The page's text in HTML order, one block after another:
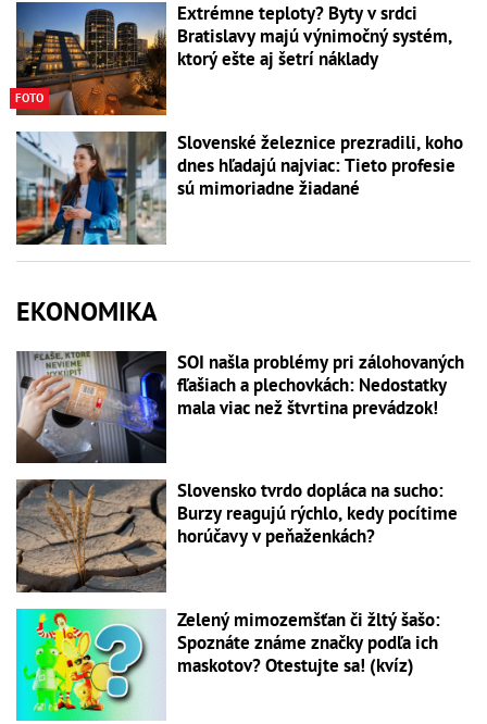
FOTO
Extrémne teploty? Byty v srdci
Bratislavy majú výnimočný systém,
ktorý ešte aj šetrí náklady
Slovenské železnice prezradili, koho
dnes hľadajú najviac: Tieto profesie
sú mimoriadne žiadané
EKONOMIKA
SOI našla problémy pri zálohovaných
fľašiach a plechovkách: Nedostatky
mala viac než štvrtina prevádzok!
Slovensko tvrdo dopláca na sucho:
Burzy reagujú rýchlo, kedy pocítime
horúčavy v peňaženkách?
Zelený mimozemšťan či žltý šašo:
Spoznáte známe značky podľa ich
maskotov? Otestujte sa! (kvíz)